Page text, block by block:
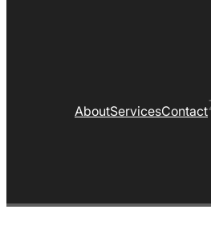
Contact
Services
About